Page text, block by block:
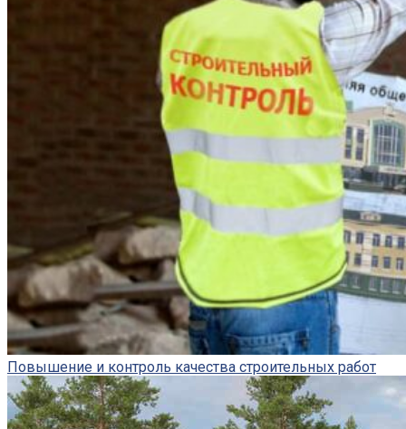
Повышение и контроль качества строительных работ